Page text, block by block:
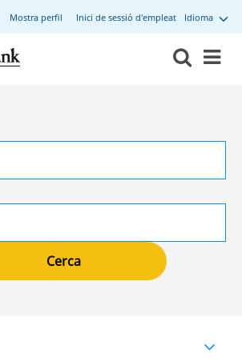
Idioma
Mostra perfil Inici de sessió d'empleat